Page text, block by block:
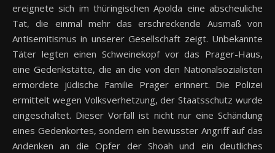
ereignete sich im thüringischen Apolda eine abscheuliche
Tat, die einmal mehr das erschreckende Ausmaß von
Antisemitismus in unserer Gesellschaft zeigt. Unbekannte
Täter legten einen Schweinekopf vor das Prager-Haus,
eine Gedenkstätte, die an die von den Nationalsozialisten
ermordete jüdische Familie Prager erinnert. Die Polizei
ermittelt wegen Volksverhetzung, der Staatsschutz wurde
eingeschaltet. Dieser Vorfall ist nicht nur eine Schändung
eines Gedenkortes, sondern ein bewusster Angriff auf das
Andenken an die Opfer der Shoah und ein deutliches